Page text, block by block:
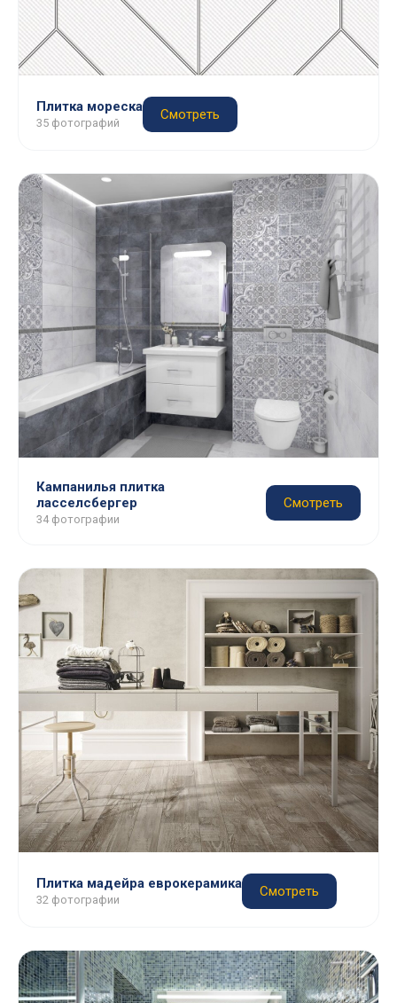
Плитка мореска
35 фотографий
Смотреть
Кампанилья плитка
ласселсбергер
34 фотографии
Смотреть
Плитка мадейра еврокерамика
32 фотографии
Смотреть